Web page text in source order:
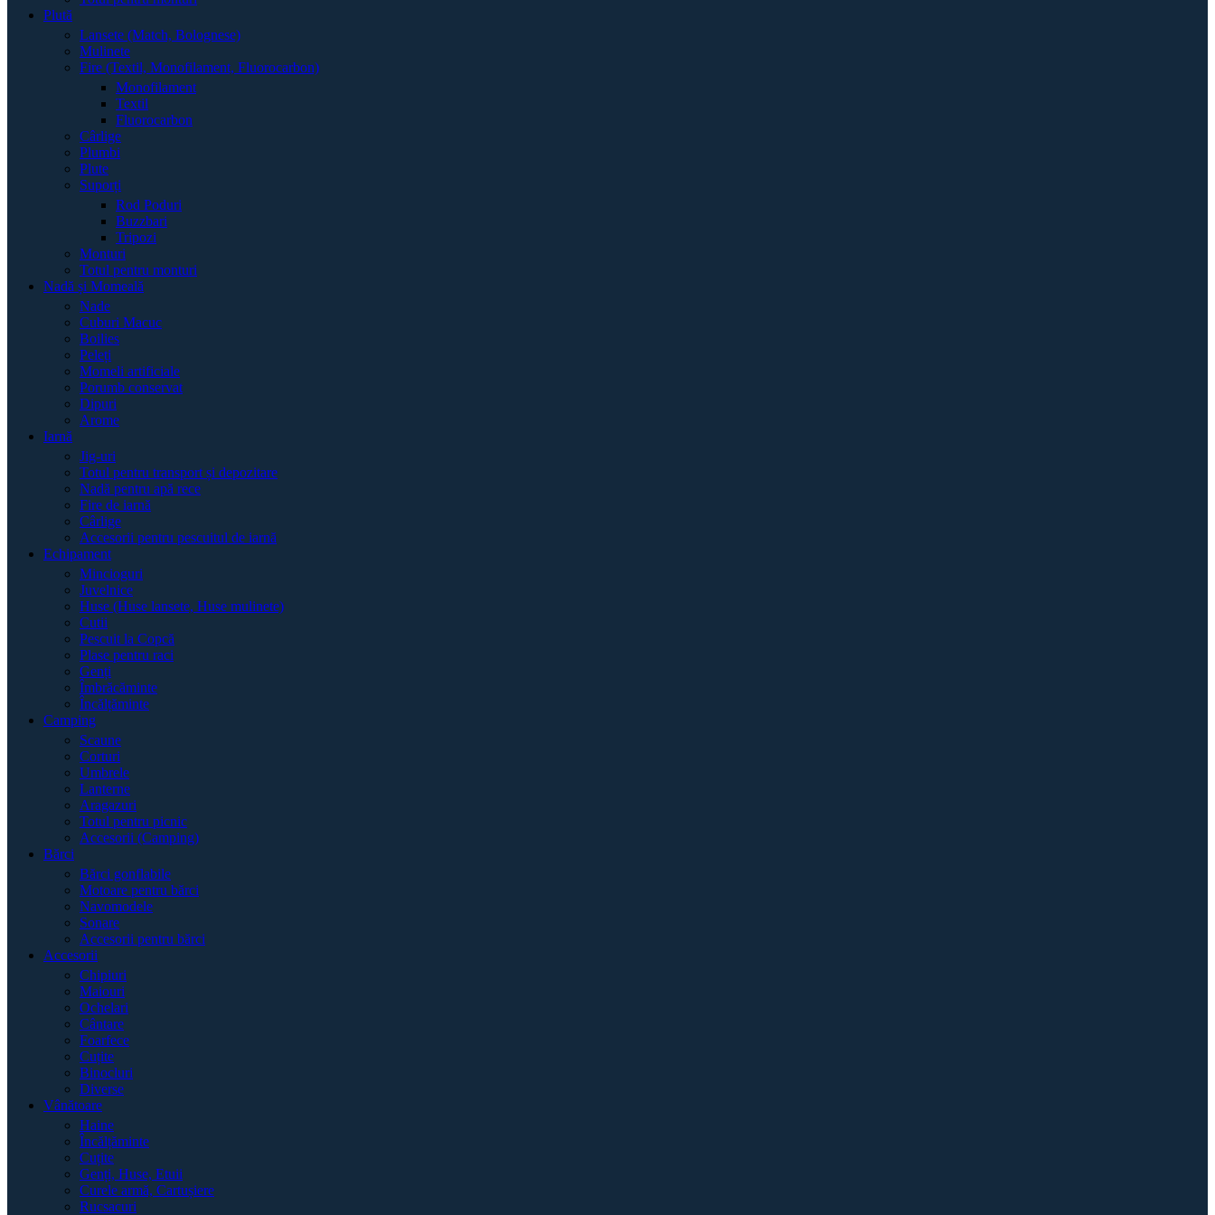
Plută
Lansete (Match, Bolognese)
Mulinete
Fire (Textil, Monofilament, Fluorocarbon)
Monofilament
Textil
Fluorocarbon
Cârlige
Plumbi
Plute
Suporți
Rod Poduri
Buzzbari
Tripozi
Monturi
Totul pentru monturi
Nadă și Momeală
Nade
Cuburi Macuc
Boilies
Peleți
Momeli artificiale
Porumb conservat
Dipuri
Arome
Iarnă
Jig-uri
Totul pentru transport și depozitare
Nadă pentru apă rece
Fire de iarnă
Cârlige
Accesorii pentru pescuitul de iarnă
Echipament
Mincioguri
Juvelnice
Huse (Huse lansete, Huse mulinete)
Cutii
Pescuit la Copcă
Plase pentru raci
Genți
Îmbrăcăminte
Încălțăminte
Camping
Scaune
Corturi
Umbrele
Lanterne
Aragazuri
Totul pentru picnic
Accesorii (Camping)
Bărci
Bărci gonflabile
Motoare pentru bărci
Navomodele
Sonare
Accesorii pentru bărci
Accesorii
Chipiuri
Maiouri
Ochelari
Cântare
Foarfece
Cuțite
Binocluri
Diverse
Vânătoare
Haine
Încălțăminte
Cuțite
Genți, Huse, Etuii
Curele armă, Cartușiere
Rucsacuri